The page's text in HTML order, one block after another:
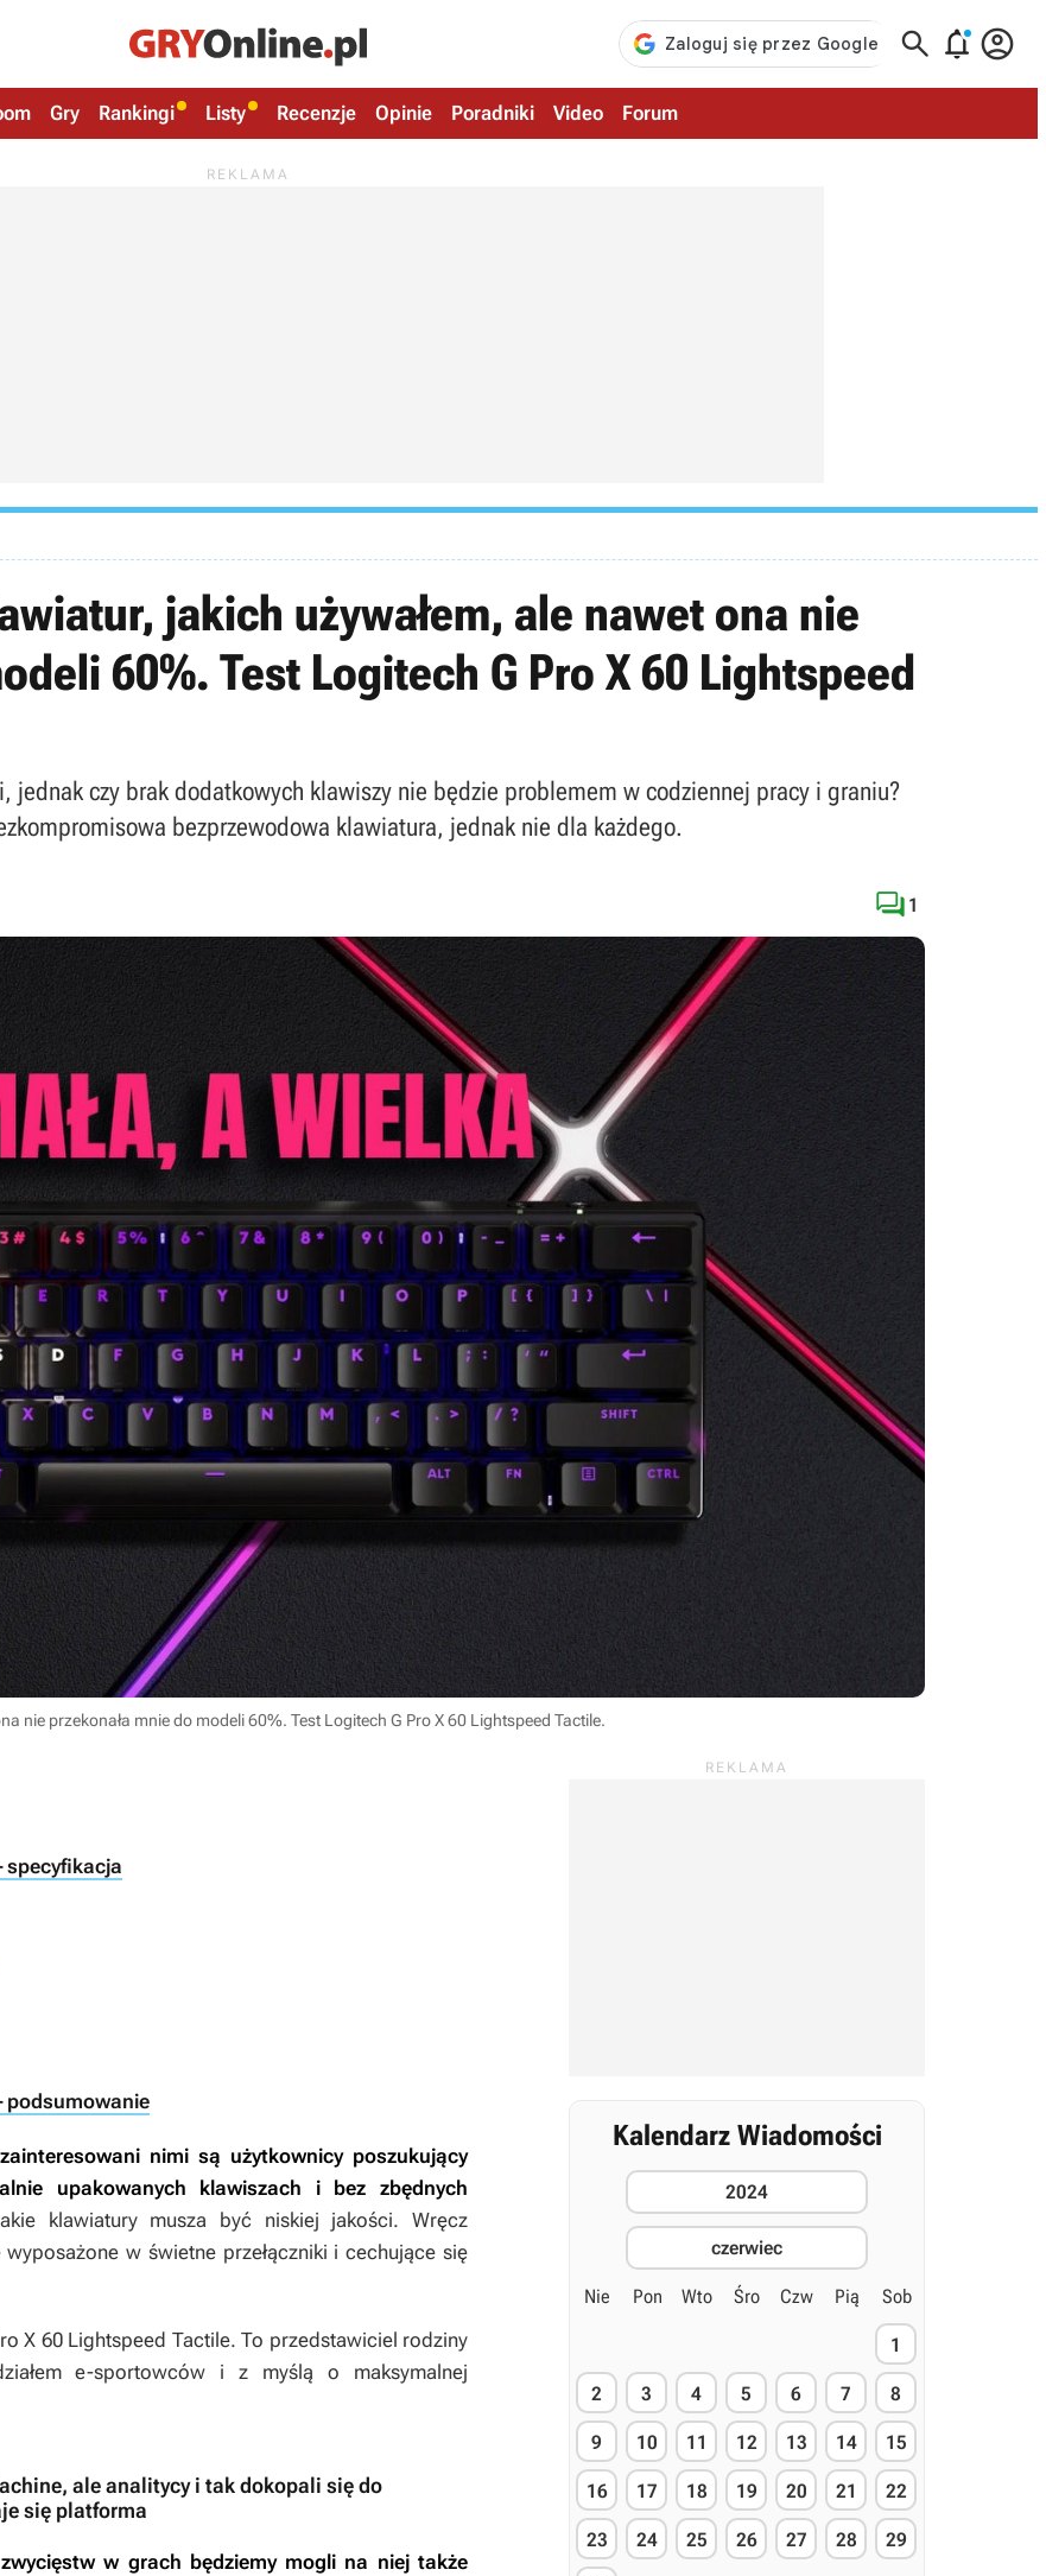
  
Gry Rankingi Listy Recenzje Opinie Poradniki Video Forum
jakich używałem, ale nawet ona nie
60%. Test Logitech G Pro X 60 Lightspeed
czy brak dodatkowych klawiszy nie będzie problemem w codziennej pracy i graniu?
bezprzewodowa klawiatura, jednak nie dla każdego.
 1
nie przekonała mnie do modeli 60%. Test Logitech G Pro X 60 Lightspeed Tactile.
specyfikacja
podsumowanie
zainteresowani nimi są użytkownicy poszukujący
upakowanych klawiszach i bez zbędnych
klawiatury musza być niskiej jakości. Wręcz
w świetne przełączniki i cechujące się
X 60 Lightspeed Tactile. To przedstawiciel rodziny
e-sportowców i z myślą o maksymalnej
ale analitycy i tak dokopali się do
się platforma
w grach będziemy mogli na niej także
Kalendarz Wiadomości
2024
czerwiec
Nie Pon Wto Śro Czw Pią Sob
1
2 3 4 5 6 7 8
9 10 11 12 13 14 15
16 17 18 19 20 21 22
23 24 25 26 27 28 29